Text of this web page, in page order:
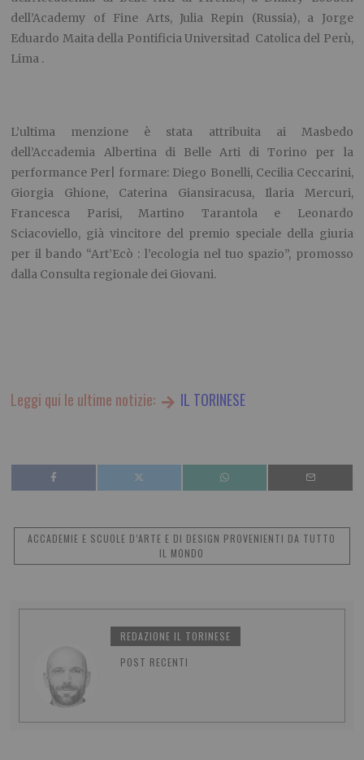
dell’Academy of Fine Arts, Julia Repin (Russia), a Jorge
Eduardo Maita della Pontificia Universitad Catolica del Perù,
Lima .
L’ultima menzione è stata attribuita ai Masbedo
dell’Accademia Albertina di Belle Arti di Torino per la
performance Per| formare: Diego Bonelli, Cecilia Ceccarini,
Giorgia Ghione, Caterina Giansiracusa, Ilaria Mercuri,
Francesca Parisi, Martino Tarantola e Leonardo
Sciacoviello, già vincitore del premio speciale della giuria
per il bando “Art’Ecò : l’ecologia nel tuo spazio”, promosso
dalla Consulta regionale dei Giovani.
Leggi qui le ultime notizie: IL TORINESE
ACCADEMIE E SCUOLE D’ARTE E DI DESIGN PROVENIENTI DA TUTTO
IL MONDO
REDAZIONE IL TORINESE
POST RECENTI